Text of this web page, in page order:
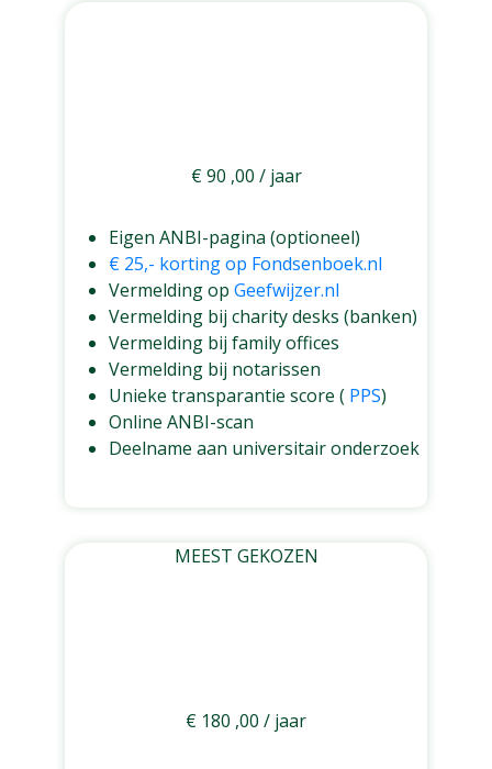
€90 ,00 / jaar
Eigen ANBI-pagina (optioneel)
€ 25,- korting op Fondsenboek.nl
Vermelding op Geefwijzer.nl
Vermelding bij charity desks (banken)
Vermelding bij family offices
Vermelding bij notarissen
Unieke transparantie score ( PPS)
Online ANBI-scan
Deelname aan universitair onderzoek
MEEST GEKOZEN
€ 180 ,00 / jaar